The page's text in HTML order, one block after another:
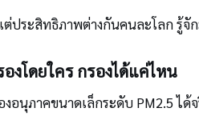
ระสิทธิภาพต่างกันคนละโลก รู้จัก
งโดยใคร กรองได้แค่ไหน
อนุภาคขนาดเล็กระดับ PM2.5